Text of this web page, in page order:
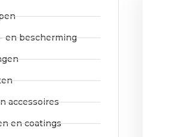
en bescherming
accessoires
en coatings